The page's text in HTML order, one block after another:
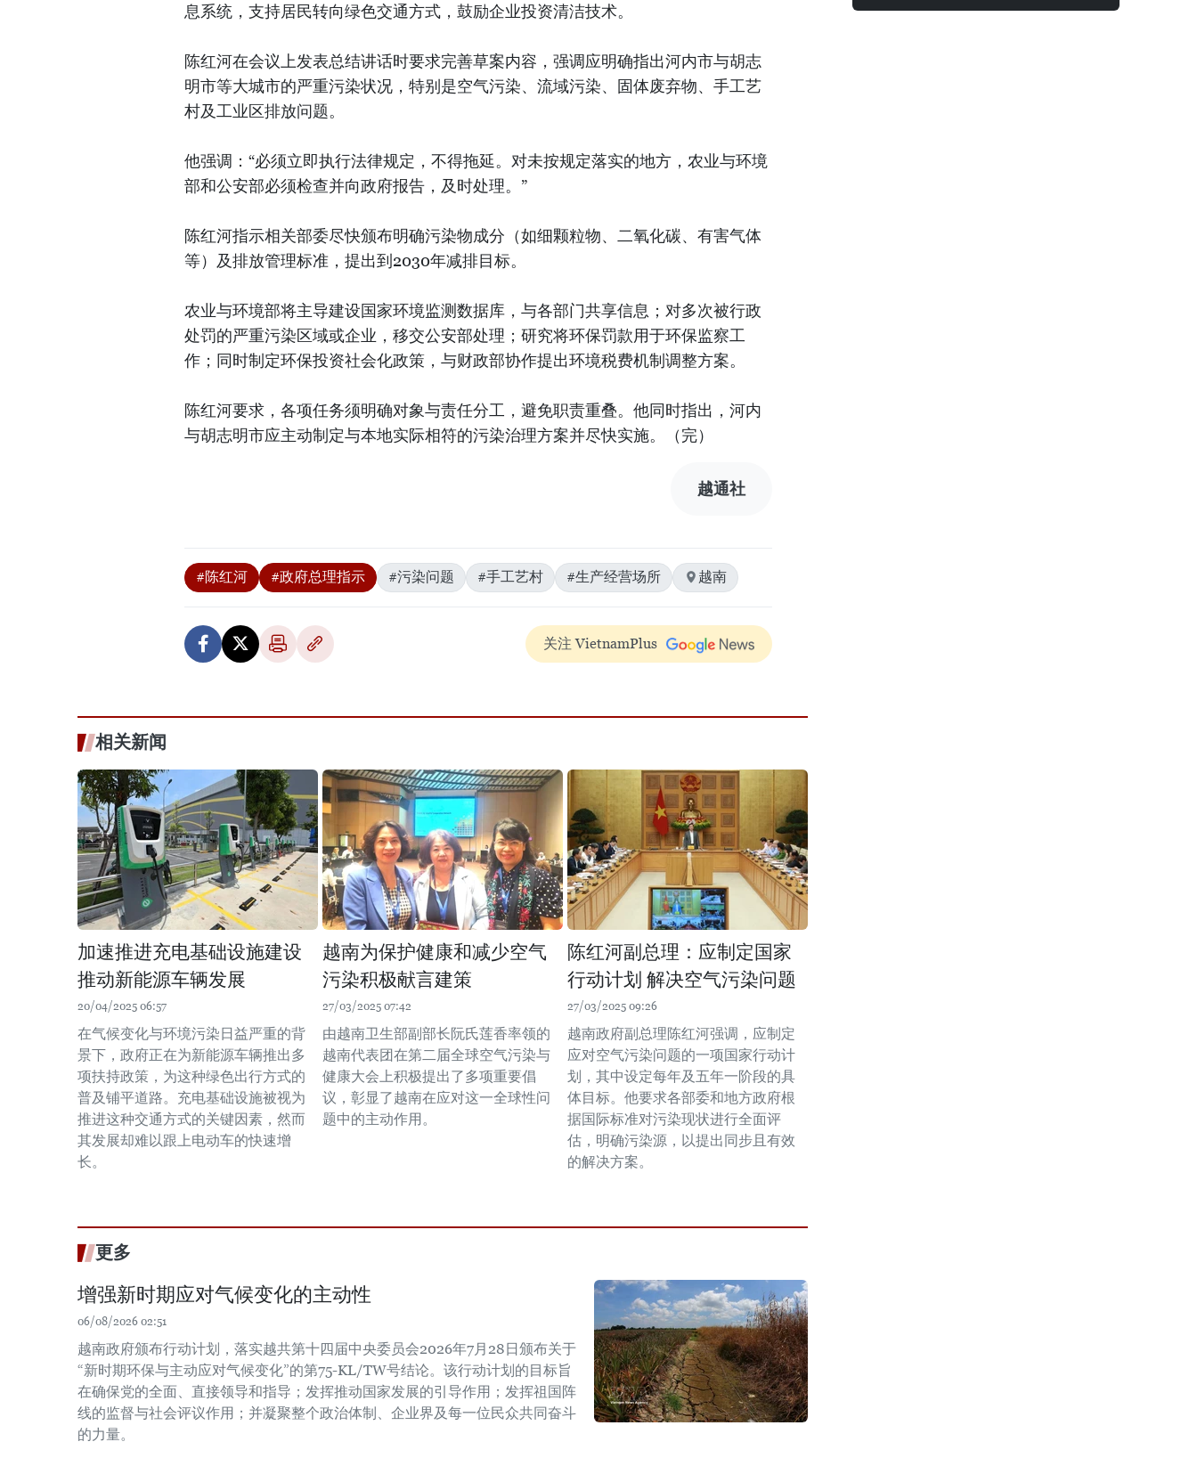
息系统，支持居民转向绿色交通方式，鼓励企业投资清洁技术。
陈红河在会议上发表总结讲话时要求完善草案内容，强调应明确指出河内市与胡志
明市等大城市的严重污染状况，特别是空气污染、流域污染、固体废弃物、手工艺
村及工业区排放问题。
他强调：“必须立即执行法律规定，不得拖延。对未按规定落实的地方，农业与环境
部和公安部必须检查并向政府报告，及时处理。”
陈红河指示相关部委尽快颁布明确污染物成分（如细颗粒物、二氧化碳、有害气体
等）及排放管理标准，提出到2030年减排目标。
农业与环境部将主导建设国家环境监测数据库，与各部门共享信息；对多次被行政
处罚的严重污染区域或企业，移交公安部处理；研究将环保罚款用于环保监察工
作；同时制定环保投资社会化政策，与财政部协作提出环境税费机制调整方案。
陈红河要求，各项任务须明确对象与责任分工，避免职责重叠。他同时指出，河内
与胡志明市应主动制定与本地实际相符的污染治理方案并尽快实施。（完）
越通社
#陈红河 #政府总理指示 #污染问题 #手工艺村 #生产经营场所 越南
关注 VietnamPlus
相关新闻
加速推进充电基础设施建设
推动新能源车辆发展
20/04/2025 06:57
在气候变化与环境污染日益严重的背
景下，政府正在为新能源车辆推出多
项扶持政策，为这种绿色出行方式的
普及铺平道路。充电基础设施被视为
推进这种交通方式的关键因素，然而
其发展却难以跟上电动车的快速增
长。
越南为保护健康和减少空气
污染积极献言建策
27/03/2025 07:42
由越南卫生部副部长阮氏莲香率领的
越南代表团在第二届全球空气污染与
健康大会上积极提出了多项重要倡
议，彰显了越南在应对这一全球性问
题中的主动作用。
陈红河副总理：应制定国家
行动计划 解决空气污染问题
27/03/2025 09:26
越南政府副总理陈红河强调，应制定
应对空气污染问题的一项国家行动计
划，其中设定每年及五年一阶段的具
体目标。他要求各部委和地方政府根
据国际标准对污染现状进行全面评
估，明确污染源，以提出同步且有效
的解决方案。
更多
增强新时期应对气候变化的主动性
06/08/2026 02:51
越南政府颁布行动计划，落实越共第十四届中央委员会2026年7月28日颁布关于
“新时期环保与主动应对气候变化”的第75-KL/TW号结论。该行动计划的目标旨
在确保党的全面、直接领导和指导；发挥推动国家发展的引导作用；发挥祖国阵
线的监督与社会评议作用；并凝聚整个政治体制、企业界及每一位民众共同奋斗
的力量。